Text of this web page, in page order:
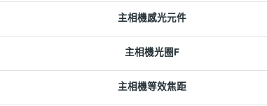
主相機感光元件
主相機光圈F
主相機等效焦距